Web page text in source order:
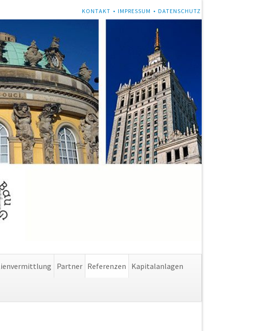
NAVIGATION
ÜBERSPRINGEN
KONTAKT IMPRESSUM DATENSCHUTZ
Partner Referenzen Kapitalanlagen